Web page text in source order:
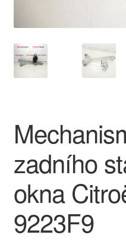
Platby
Reklamační řád
Vrakoviště Citroën
zadního
okna
9223F9